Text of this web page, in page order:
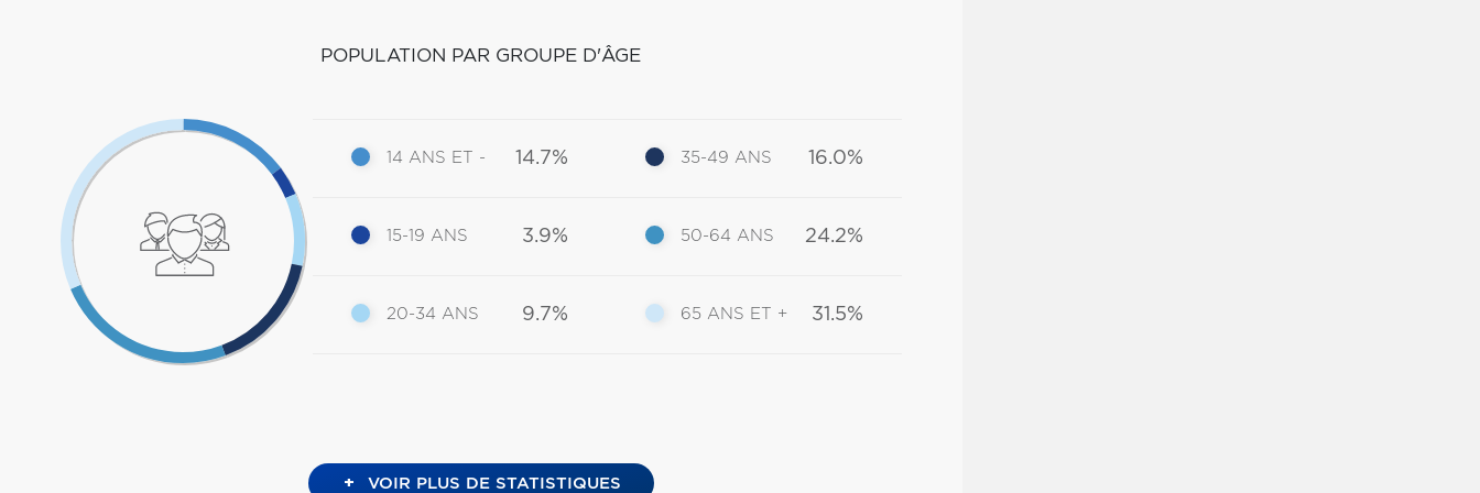
POPULATION PAR GROUPE D'ÂGE
14 ANS ET - 14.7%
15-19 ANS 3.9%
20-34 ANS 9.7%
35-49 ANS 16.0%
50-64 ANS 24.2%
65 ANS ET + 31.5%
+ VOIR PLUS DE STATISTIQUES